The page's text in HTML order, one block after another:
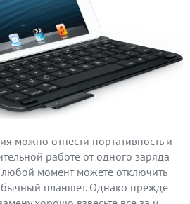
можно отнести портативность и
работе от одного заряда
момент можете отключить
планшет. Однако прежде